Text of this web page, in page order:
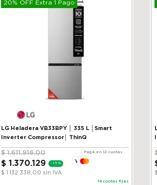
20% OFF Extra 1 Pago
LG Heladera VB33BPY │ 335 L │Smart
Inverter Compressor│ ThinQ
$ 1.611.916,00
$ 1 .370.129 - 15 %
$ 1.132.338,00 sin IVA
Pagá en 12 cuotas
14 cuotas fijas